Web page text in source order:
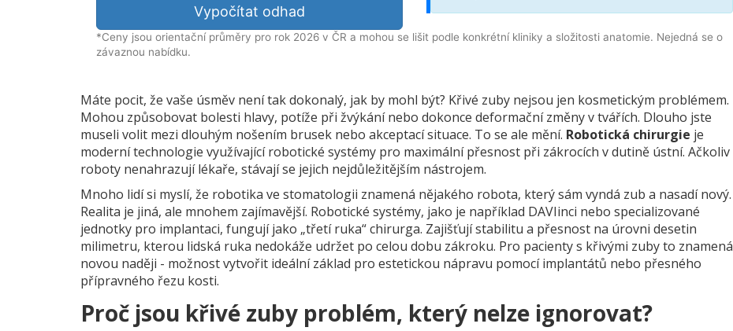
Vypočítat odhad
*Ceny jsou orientační průměry pro rok 2026 v ČR a mohou se lišit podle konkrétní kliniky a složitosti anatomie. Nejedná se o
závaznou nabídku.
Máte pocit, že vaše úsměv není tak dokonalý, jak by mohl být? Křivé zuby nejsou jen kosmetickým problémem.
Mohou způsobovat bolesti hlavy, potíže při žvýkání nebo dokonce deformační změny v tvářích. Dlouho jste
museli volit mezi dlouhým nošením brusek nebo akceptací situace. To se ale mění. Robotická chirurgie je
moderní technologie využívající robotické systémy pro maximální přesnost při zákrocích v dutině ústní. Ačkoliv
roboty nenahrazují lékaře, stávají se jejich nejdůležitějším nástrojem.
Mnoho lidí si myslí, že robotika ve stomatologii znamená nějakého robota, který sám vyndá zub a nasadí nový.
Realita je jiná, ale mnohem zajímavější. Robotické systémy, jako je například DAVIinci nebo specializované
jednotky pro implantaci, fungují jako „třetí ruka“ chirurga. Zajišťují stabilitu a přesnost na úrovni desetin
milimetru, kterou lidská ruka nedokáže udržet po celou dobu zákroku. Pro pacienty s křivými zuby to znamená
novou naději - možnost vytvořit ideální základ pro estetickou nápravu pomocí implantátů nebo přesného
přípravného řezu kosti.
Proč jsou křivé zuby problém, který nelze ignorovat?